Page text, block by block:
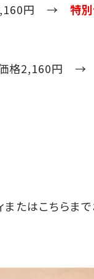
2,160円 → 特
価格2,160円
またはこちらま